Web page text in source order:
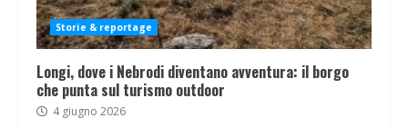
Storie & reportage
Longi, dove i Nebrodi diventano avventura: il borgo
che punta sul turismo outdoor
4 giugno 2026